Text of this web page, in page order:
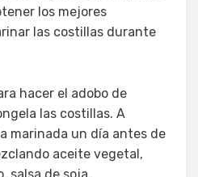
los mejores
las costillas durante
hacer el adobo de
las costillas. A
marinada un día antes de
aceite vegetal,